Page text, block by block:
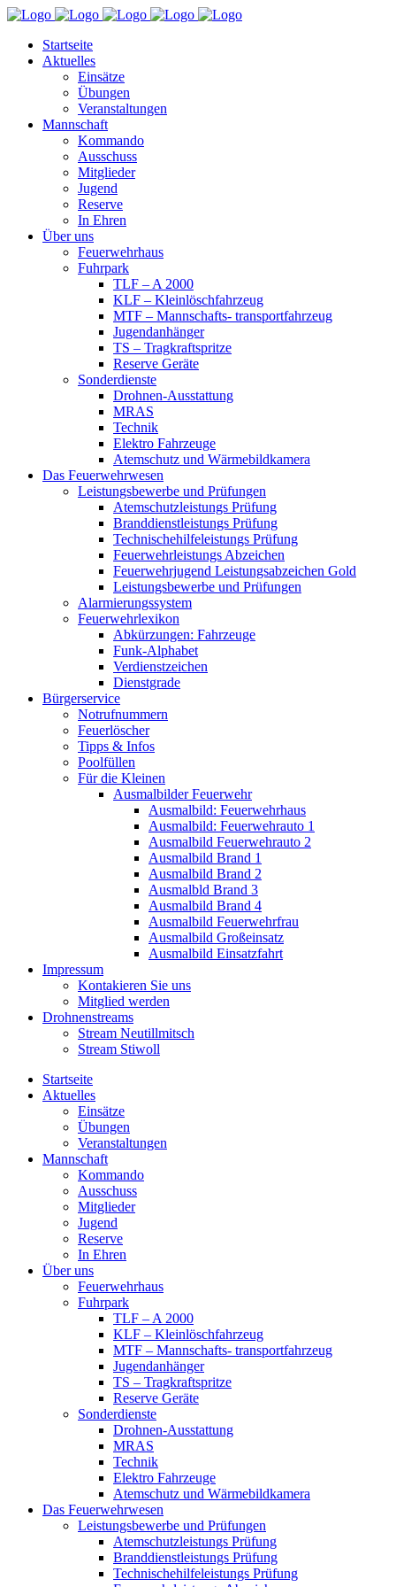
Startseite
Aktuelles
Einsätze
Übungen
Veranstaltungen
Mannschaft
Kommando
Ausschuss
Mitglieder
Jugend
Reserve
In Ehren
Über uns
Feuerwehrhaus
Fuhrpark
TLF – A 2000
KLF – Kleinlöschfahrzeug
MTF – Mannschafts- transportfahrzeug
Jugendanhänger
TS – Tragkraftspritze
Reserve Geräte
Sonderdienste
Drohnen-Ausstattung
MRAS
Technik
Elektro Fahrzeuge
Atemschutz und Wärmebildkamera
Das Feuerwehrwesen
Leistungsbewerbe und Prüfungen
Atemschutzleistungs Prüfung
Branddienstleistungs Prüfung
Technischehilfeleistungs Prüfung
Feuerwehrleistungs Abzeichen
Feuerwehrjugend Leistungsabzeichen Gold
Leistungsbewerbe und Prüfungen
Alarmierungssystem
Feuerwehrlexikon
Abkürzungen: Fahrzeuge
Funk-Alphabet
Verdienstzeichen
Dienstgrade
Bürgerservice
Notrufnummern
Feuerlöscher
Tipps & Infos
Poolfüllen
Für die Kleinen
Ausmalbilder Feuerwehr
Ausmalbild: Feuerwehrhaus
Ausmalbild: Feuerwehrauto 1
Ausmalbild Feuerwehrauto 2
Ausmalbild Brand 1
Ausmalbild Brand 2
Ausmalbld Brand 3
Ausmalbild Brand 4
Ausmalbild Feuerwehrfrau
Ausmalbild Großeinsatz
Ausmalbild Einsatzfahrt
Impressum
Kontakieren Sie uns
Mitglied werden
Drohnenstreams
Stream Neutillmitsch
Stream Stiwoll
Startseite
Aktuelles
Einsätze
Übungen
Veranstaltungen
Mannschaft
Kommando
Ausschuss
Mitglieder
Jugend
Reserve
In Ehren
Über uns
Feuerwehrhaus
Fuhrpark
TLF – A 2000
KLF – Kleinlöschfahrzeug
MTF – Mannschafts- transportfahrzeug
Jugendanhänger
TS – Tragkraftspritze
Reserve Geräte
Sonderdienste
Drohnen-Ausstattung
MRAS
Technik
Elektro Fahrzeuge
Atemschutz und Wärmebildkamera
Das Feuerwehrwesen
Leistungsbewerbe und Prüfungen
Atemschutzleistungs Prüfung
Branddienstleistungs Prüfung
Technischehilfeleistungs Prüfung